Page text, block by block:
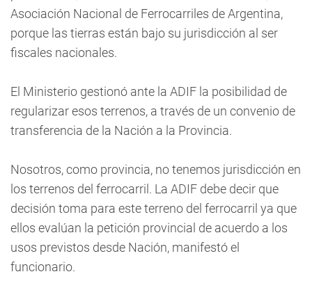
Asociación Nacional de Ferrocarriles de Argentina,
porque las tierras están bajo su jurisdicción al ser
fiscales nacionales.
El Ministerio gestionó ante la ADIF la posibilidad de
regularizar esos terrenos, a través de un convenio de
transferencia de la Nación a la Provincia.
Nosotros, como provincia, no tenemos jurisdicción en
los terrenos del ferrocarril. La ADIF debe decir que
decisión toma para este terreno del ferrocarril ya que
ellos evalúan la petición provincial de acuerdo a los
usos previstos desde Nación, manifestó el
funcionario.